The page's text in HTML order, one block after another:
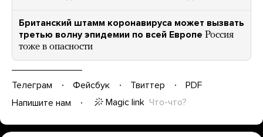
Британский штамм коронавируса может вызвать
третью волну эпидемии по всей Европе Россия
тоже в опасности
Телеграм Фейсбук Твиттер
PDF
Напишите нам
Magic link Что-что?